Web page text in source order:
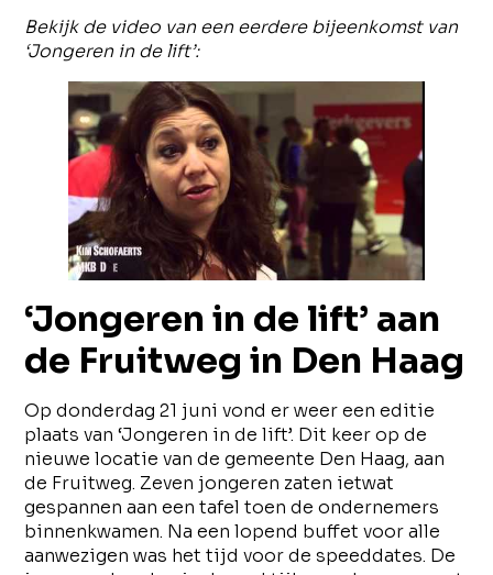
Bekijk de video van een eerdere bijeenkomst van
‘Jongeren in de lift’:
‘Jongeren in de lift’ aan
de Fruitweg in Den Haag
Op donderdag 21 juni vond er weer een editie
plaats van ‘Jongeren in de lift’. Dit keer op de
nieuwe locatie van de gemeente Den Haag, aan
de Fruitweg. Zeven jongeren zaten ietwat
gespannen aan een tafel toen de ondernemers
binnenkwamen. Na een lopend buffet voor alle
aanwezigen was het tijd voor de speeddates. De